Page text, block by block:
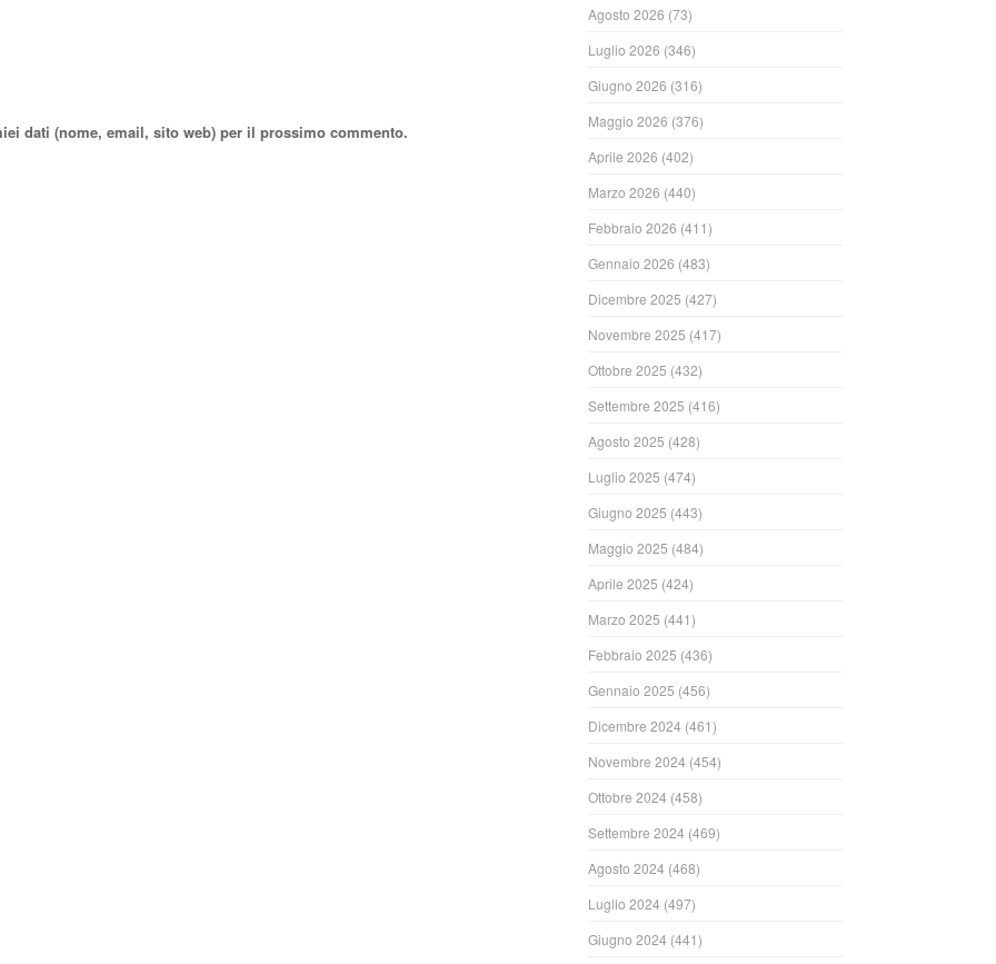
dati (nome, email, sito web) per il prossimo commento.
Agosto 2026 (73)
Luglio 2026 (346)
Giugno 2026 (316)
Maggio 2026 (376)
Aprile 2026 (402)
Marzo 2026 (440)
Febbraio 2026 (411)
Gennaio 2026 (483)
Dicembre 2025 (427)
Novembre 2025 (417)
Ottobre 2025 (432)
Settembre 2025 (416)
Agosto 2025 (428)
Luglio 2025 (474)
Giugno 2025 (443)
Maggio 2025 (484)
Aprile 2025 (424)
Marzo 2025 (441)
Febbraio 2025 (436)
Gennaio 2025 (456)
Dicembre 2024 (461)
Novembre 2024 (454)
Ottobre 2024 (458)
Settembre 2024 (469)
Agosto 2024 (468)
Luglio 2024 (497)
Giugno 2024 (441)